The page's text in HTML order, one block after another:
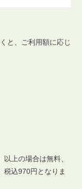
と、ご利用額に応じ
上の場合は無料、
税込970円となりま